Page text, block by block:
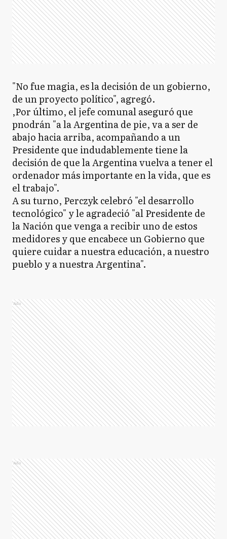
"No fue magia, es la decisión de un gobierno,
de un proyecto político", agregó.
,Por último, el jefe comunal aseguró que
pnodrán "a la Argentina de pie, va a ser de
abajo hacia arriba, acompañando a un
Presidente que indudablemente tiene la
decisión de que la Argentina vuelva a tener el
ordenador más importante en la vida, que es
el trabajo".
A su turno, Perczyk celebró "el desarrollo
tecnológico" y le agradeció "al Presidente de
la Nación que venga a recibir uno de estos
medidores y que encabece un Gobierno que
quiere cuidar a nuestra educación, a nuestro
pueblo y a nuestra Argentina".
Ads
Ads